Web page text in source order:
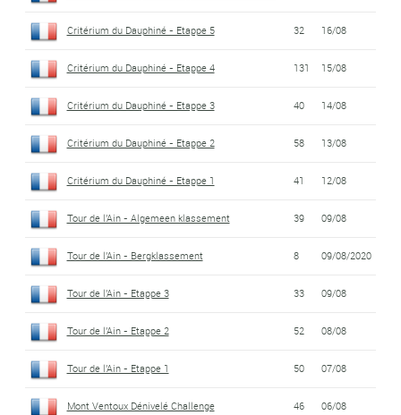
Critérium du Dauphiné - Etappe 5 32 16/08
Critérium du Dauphiné - Etappe 4 131 15/08
Critérium du Dauphiné - Etappe 3 40 14/08
Critérium du Dauphiné - Etappe 2 58 13/08
Critérium du Dauphiné - Etappe 1 41 12/08
Tour de l'Ain - Algemeen klassement 39 09/08
Tour de l'Ain - Bergklassement 8 09/08/2020
Tour de l'Ain - Etappe 3 33 09/08
Tour de l'Ain - Etappe 2 52 08/08
Tour de l'Ain - Etappe 1 50 07/08
Mont Ventoux Dénivelé Challenge 46 06/08